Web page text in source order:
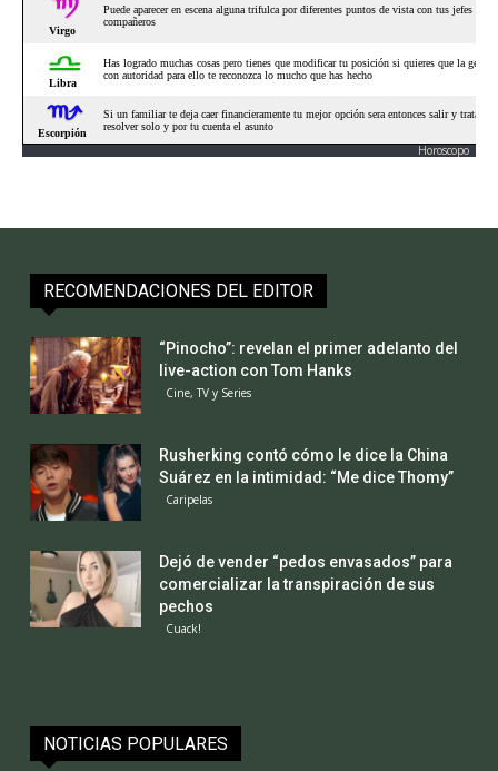
Horoscopo
RECOMENDACIONES DEL EDITOR
“Pinocho”: revelan el primer adelanto del
live-action con Tom Hanks
Cine, TV y Series
Rusherking contó cómo le dice la China
Suárez en la intimidad: “Me dice Thomy”
Caripelas
Dejó de vender “pedos envasados” para
comercializar la transpiración de sus
pechos
Cuack!
NOTICIAS POPULARES